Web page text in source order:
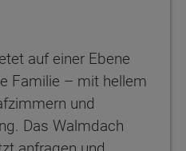
auf einer Ebene
Familie – mit hellem
und
Das Walmdach